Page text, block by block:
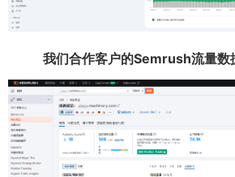
我们合作客户的Semrush流量数